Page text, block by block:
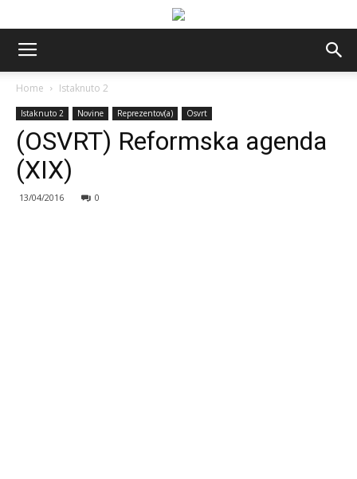
Home Istaknuto 2
Istaknuto 2 Novine Reprezentov(a) Osvrt
(OSVRT) Reformska agenda
(XIX)
13/04/2016 0